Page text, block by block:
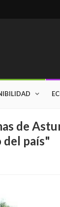
de
del país"